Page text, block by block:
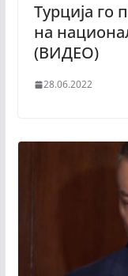
Турција го
на
(ВИДЕО)
28.06.2022